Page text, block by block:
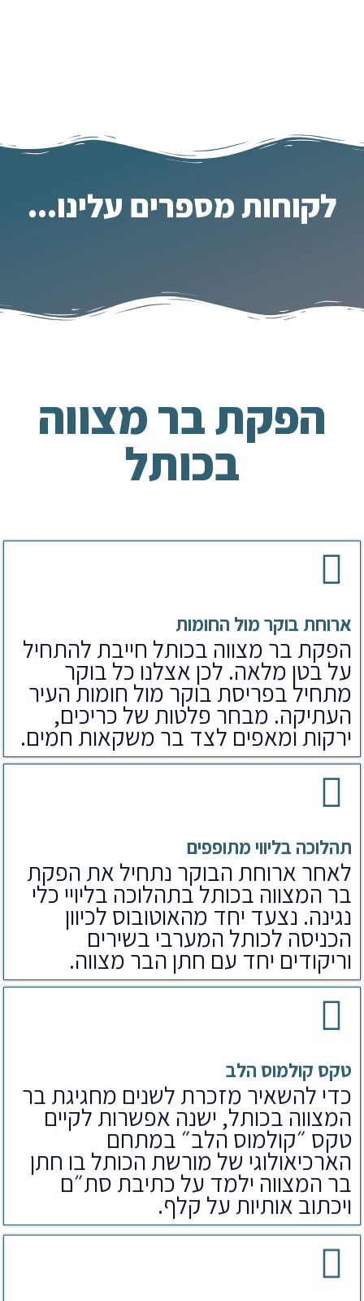
לקוחות מספרים עלינו...
הפקת בר מצווה
בכותל
ארוחת בוקר מול החומות
הפקת בר מצווה בכותל חייבת להתחיל
על בטן מלאה. לכן אצלנו כל בוקר
מתחיל בפריסת בוקר מול חומות העיר
העתיקה. מבחר פלטות של כריכים,
ירקות ומאפים לצד בר משקאות חמים.
תהלוכה בליווי מתופפים
לאחר ארוחת הבוקר נתחיל את הפקת
בר המצווה בכותל בתהלוכה בליויי כלי
נגינה. נצעד יחד מהאוטובוס לכיוון
הכניסה לכותל המערבי בשירים
וריקודים יחד עם חתן הבר מצווה.
טקס קולמוס הלב
כדי להשאיר מזכרת לשנים מחגיגת בר
המצווה בכותל, ישנה אפשרות לקיים
טקס ״קולמוס הלב״ במתחם
הארכיאולוגי של מורשת הכותל בו חתן
בר המצווה ילמד על כתיבת סת״ם
ויכתוב אותיות על קלף.